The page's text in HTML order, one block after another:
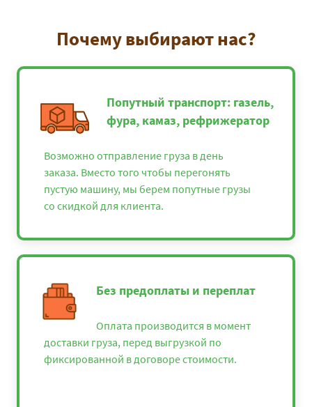
Почему выбирают нас?
Попутный транспорт: газель,
фура, камаз, рефрижератор
Возможно отправление груза в день
заказа. Вместо того чтобы перегонять
пустую машину, мы берем попутные грузы
со скидкой для клиента.
Без предоплаты и переплат
Оплата производится в момент
доставки груза, перед выгрузкой по
фиксированной в договоре стоимости.